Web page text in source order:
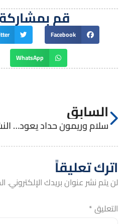
قم
Facebook
WhatsApp
السابق
سلام وريمون حداد يعودان من بريطانيا
اترك تعليقاً
لن يتم نشر عنوان بريدك الإلكتروني.
التعليق*